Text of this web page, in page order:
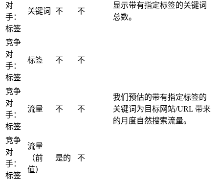
对
手：
标签
关键词 不 不
显示带有指定标签的关键词
总数。
竞争
对
手：
标签
标签 不 不
竞争
对
手：
标签
流量 不 不
我们预估的带有指定标签的
关键词为目标网站/URL 带来
的月度自然搜索流量。
竞争
对
手：
标签
流量
（前
值）
是的 不